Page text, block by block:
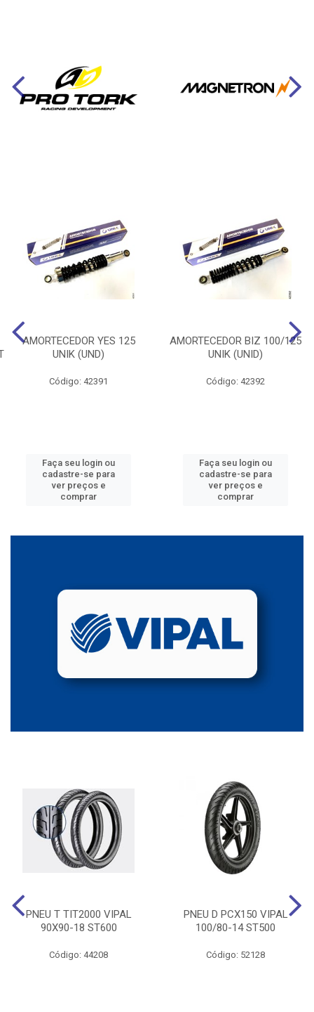
AMORTECEDOR YES 125
UNIK (UND)
Código: 42391
Faça seu login ou
cadastre-se para
ver preços e
comprar
AMORTECEDOR BIZ 100/125
UNIK (UNID)
Código: 42392
Faça seu login ou
cadastre-se para
ver preços e
comprar
PNEU T TIT2000 VIPAL
90X90-18 ST600
Código: 44208
PNEU D PCX150 VIPAL
100/80-14 ST500
Código: 52128